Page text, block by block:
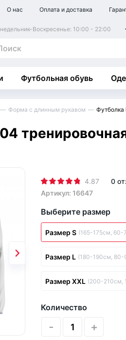
О нас Оплата и доставка
Воскресенье: 10:00 - 22:00
Футбольная обувь
Форма с длинным рукавом Футболка
4.87
0
Артикул: 16647
Выберите размер
Размер S (165-175см, 60-
Размер L (180-190см, 80-
Размер XXL (200-210см,
Количество
- +